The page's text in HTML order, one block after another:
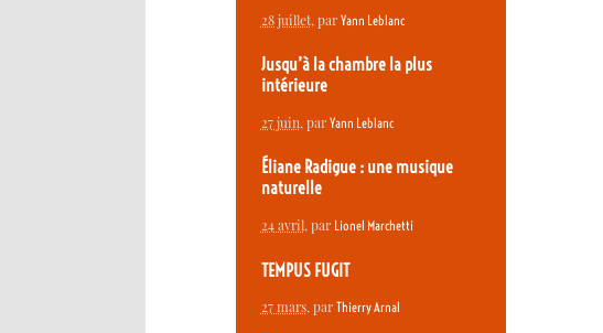
28 juillet, par Yann Leblanc
Jusqu’à la chambre la plus
intérieure
27 juin, par Yann Leblanc
Éliane Radigue : une musique
naturelle
24 avril, par Lionel Marchetti
TEMPUS FUGIT
27 mars, par Thierry Arnal